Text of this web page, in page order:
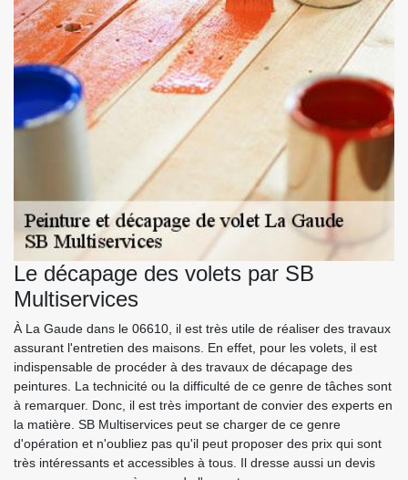
Le décapage des volets par SB
Multiservices
À La Gaude dans le 06610, il est très utile de réaliser des travaux
assurant l'entretien des maisons. En effet, pour les volets, il est
indispensable de procéder à des travaux de décapage des
peintures. La technicité ou la difficulté de ce genre de tâches sont
à remarquer. Donc, il est très important de convier des experts en
la matière. SB Multiservices peut se charger de ce genre
d'opération et n'oubliez pas qu'il peut proposer des prix qui sont
très intéressants et accessibles à tous. Il dresse aussi un devis